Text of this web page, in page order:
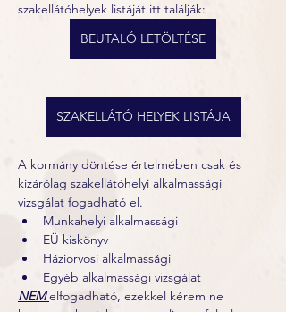
szakellátóhelyek listáját itt találják:
BEUTALÓ LETÖLTÉSE
SZAKELLÁTÓ HELYEK LISTÁJA
A kormány döntése értelmében csak és
kizárólag szakellátóhelyi alkalmassági
vizsgálat fogadható el.
Munkahelyi alkalmassági
EÜ kiskönyv
Háziorvosi alkalmassági
Egyéb alkalmassági vizsgálat
NEM elfogadható, ezekkel kérem ne